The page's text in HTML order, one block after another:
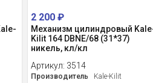
2 200₽
Механизм цилиндровый
Kilit 164 DBNE/68 (31*37)
никель, кл/кл
Артикул: 3514
Производитель
Kale-Kilit